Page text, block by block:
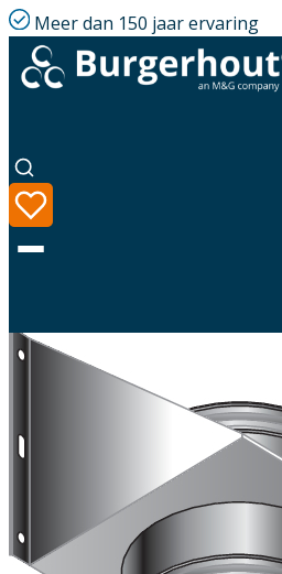
Meer dan 150 jaar ervaring
Downloads